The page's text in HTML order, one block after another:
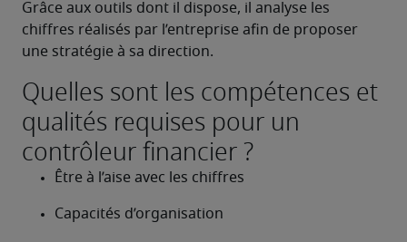
Grâce aux outils dont il dispose, il analyse les
chiffres réalisés par l’entreprise afin de proposer
une stratégie à sa direction.
Quelles sont les compétences et
qualités requises pour un
contrôleur financier ?
Être à l’aise avec les chiffres
Capacités d’organisation